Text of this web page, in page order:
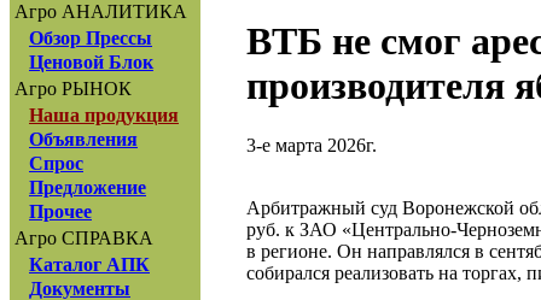
Агро АНАЛИТИКА
Обзор Прессы
Ценовой Блок
Агро РЫНОК
Наша продукция
Объявления
Спрос
Предложение
Прочее
Агро СПРАВКА
Каталог АПК
Документы
ВТБ не смог
производителя
3-е марта 2026г.
Арбитражный суд Воронежской
руб. к ЗАО «Центрально-
в регионе. Он направлялся в
собирался реализовать на